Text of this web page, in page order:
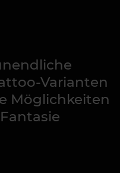
Varianten
Möglichkeiten